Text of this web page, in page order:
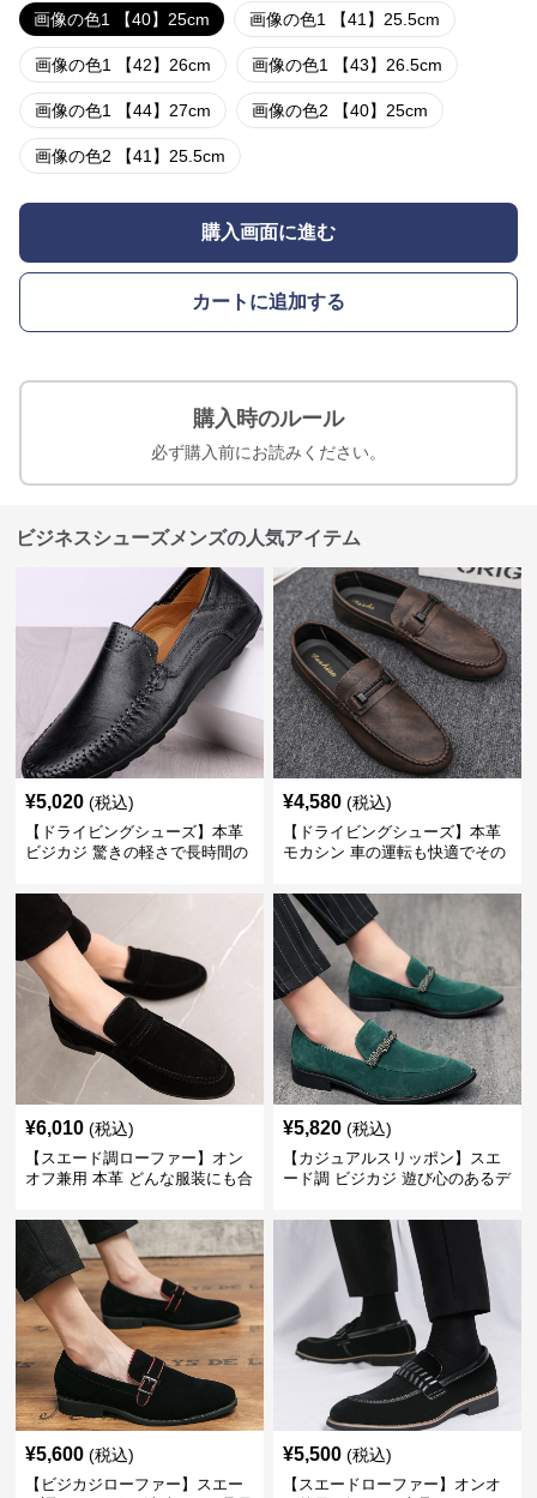
画像の色1 【40】25cm 画像の色1 【41】25.5cm
画像の色1 【42】26cm 画像の色1 【43】26.5cm
画像の色1 【44】27cm 画像の色2 【40】25cm
画像の色2 【41】25.5cm
購入画面に進む
カートに追加する
購入時のルール
必ず購入前にお読みください。
ビジネスシューズメンズの人気アイテム
¥5,020 (税込)
【ドライビングシューズ】本革
ビジカジ 驚きの軽さで長時間の
¥4,580 (税込)
【ドライビングシューズ】本革
モカシン 車の運転も快適でその
¥6,010 (税込)
【スエード調ローファー】オン
オフ兼用 本革 どんな服装にも合
供
¥5,820 (税込)
【カジュアルスリッポン】スエ
ード調 ビジカジ 遊び心のあるデ
表現
¥5,600 (税込)
【ビジカジローファー】スエー
¥5,500 (税込)
【スエードローファー】オンオ